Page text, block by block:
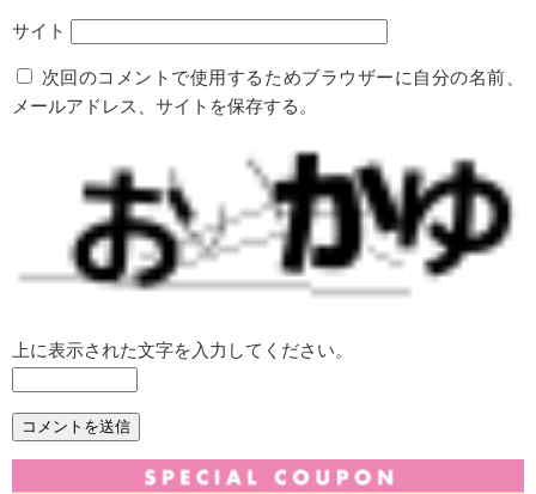
サイト
次回のコメントで使用するためブラウザーに自分の名前、
メールアドレス、サイトを保存する。
上に表示された文字を入力してください。